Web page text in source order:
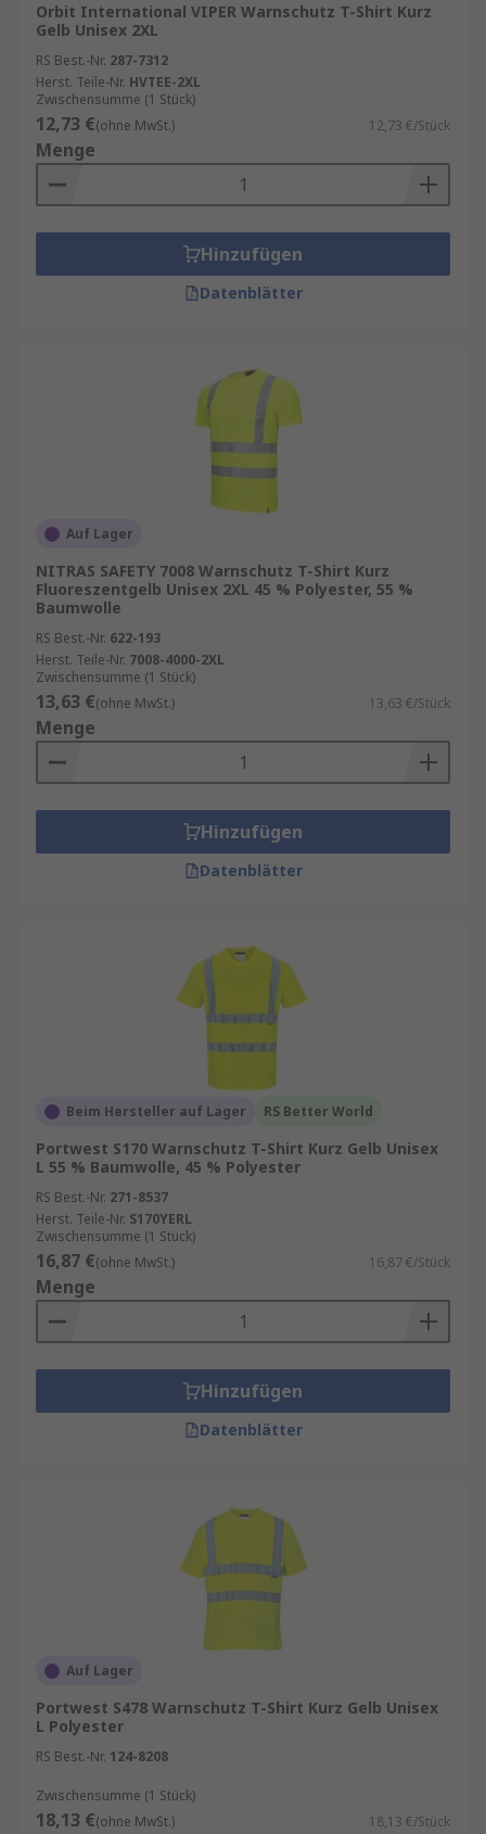
Orbit International VIPER Warnschutz T-Shirt Kurz
Gelb Unisex 2XL
RS Best.-Nr. 287-7312
Herst. Teile-Nr. HVTEE-2XL
Zwischensumme (1 Stück)
12,73 €(ohne MwSt.) 12,73 €/Stück
Menge
Hinzufügen
Datenblätter
Auf Lager
NITRAS SAFETY 7008 Warnschutz T-Shirt Kurz
Fluoreszentgelb Unisex 2XL 45 % Polyester, 55 %
Baumwolle
RS Best.-Nr. 622-193
Herst. Teile-Nr. 7008-4000-2XL
Zwischensumme (1 Stück)
13,63 €(ohne MwSt.) 13,63 €/Stück
Menge
Hinzufügen
Datenblätter
Beim Hersteller auf Lager RS Better World
Portwest S170 Warnschutz T-Shirt Kurz Gelb Unisex
L 55 % Baumwolle, 45 % Polyester
RS Best.-Nr. 271-8537
Herst. Teile-Nr. S170YERL
Zwischensumme (1 Stück)
16,87 €(ohne MwSt.) 16,87 €/Stück
Menge
Hinzufügen
Datenblätter
Auf Lager
Portwest S478 Warnschutz T-Shirt Kurz Gelb Unisex
L Polyester
RS Best.-Nr. 124-8208
Zwischensumme (1 Stück)
18,13 €(ohne MwSt.) 18,13 €/Stück